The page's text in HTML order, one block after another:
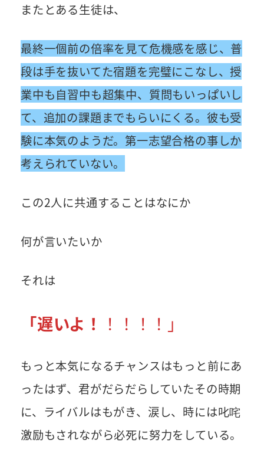
またとある生徒は、
最終一個前の倍率を見て危機感を感じ、普
段は手を抜いてた宿題を完璧にこなし、授
業中も自習中も超集中、質問もいっぱいし
て、追加の課題までもらいにくる。彼も受
験に本気のようだ。第一志望合格の事しか
考えられていない。
この2人に共通することはなにか
何が言いたいか
それは
「遅いよ！ ！！！！」
もっと本気になるチャンスはもっと前にあ
ったはず、君がだらだらしていたその時期
に、ライバルはもがき、涙し、時には叱咤
激励もされながら必死に努力をしている。